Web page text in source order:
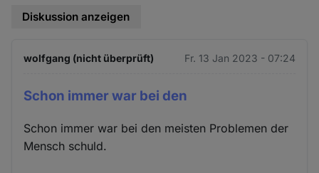
Diskussion anzeigen
wolfgang (nicht überprüft) Fr. 13 Jan 2023 - 07:24
Schon immer war bei den
Schon immer war bei den meisten Problemen der
Mensch schuld.